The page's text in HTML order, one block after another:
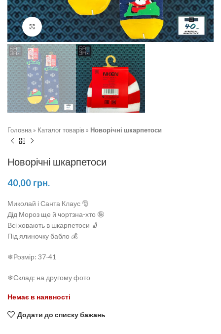
Натисніть, щоб збільшити
Головна » Каталог товарів » Новорічні шкарпетоси
Новорічні шкарпетоси
40,00 грн.
Миколай і Санта Клаус 🎅
Дід Мороз ще й чортзна-хто 🤪
Всі ховають в шкарпетоси 🧦
Під ялиночку бабло 💰
❄Розмір: 37-41
❄Склад: на другому фото
Немає в наявності
Додати до списку бажань